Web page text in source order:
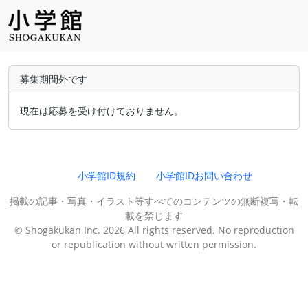
募集期間外です
現在は応募を受け付けておりません。
小学館ID規約
小学館IDお問い合わせ
掲載の記事・写真・イラスト等すべてのコンテンツの無断複写・転
載を禁じます
© Shogakukan Inc. 2026 All rights reserved. No reproduction
or republication without written permission.